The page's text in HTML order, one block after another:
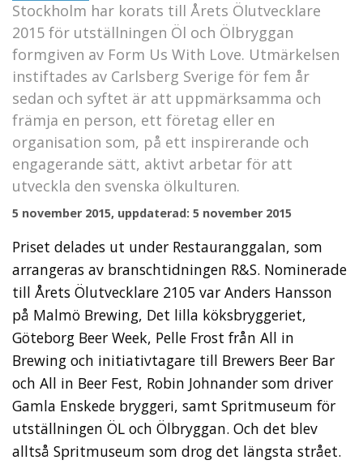
Stockholm har korats till Årets Ölutvecklare
2015 för utställningen Öl och Ölbryggan
formgiven av Form Us With Love. Utmärkelsen
instiftades av Carlsberg Sverige för fem år
sedan och syftet är att uppmärksamma och
främja en person, ett företag eller en
organisation som, på ett inspirerande och
engagerande sätt, aktivt arbetar för att
utveckla den svenska ölkulturen.
5 november 2015, uppdaterad: 5 november 2015
Priset delades ut under Restauranggalan, som
arrangeras av branschtidningen R&S. Nominerade
till Årets Ölutvecklare 2105 var Anders Hansson
på Malmö Brewing, Det lilla köksbryggeriet,
Göteborg Beer Week, Pelle Frost från All in
Brewing och initiativtagare till Brewers Beer Bar
och All in Beer Fest, Robin Johnander som driver
Gamla Enskede bryggeri, samt Spritmuseum för
utställningen ÖL och Ölbryggan. Och det blev
alltså Spritmuseum som drog det längsta strået.